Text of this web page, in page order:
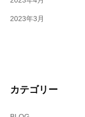
2023年3月
カテゴリー